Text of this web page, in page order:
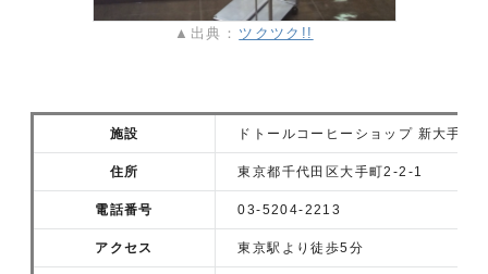
▲出典： ツクツク!!
施設 ドトールコーヒーショップ 新大手町
住所 東京都千代田区大手町2‐2‐1
電話番号 03-5204-2213
アクセス 東京駅より徒歩5分